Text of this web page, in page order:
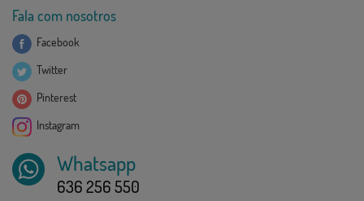
Fala com nosotros
Facebook
Twitter
Pinterest
Instagram
Whatsapp
636 256 550